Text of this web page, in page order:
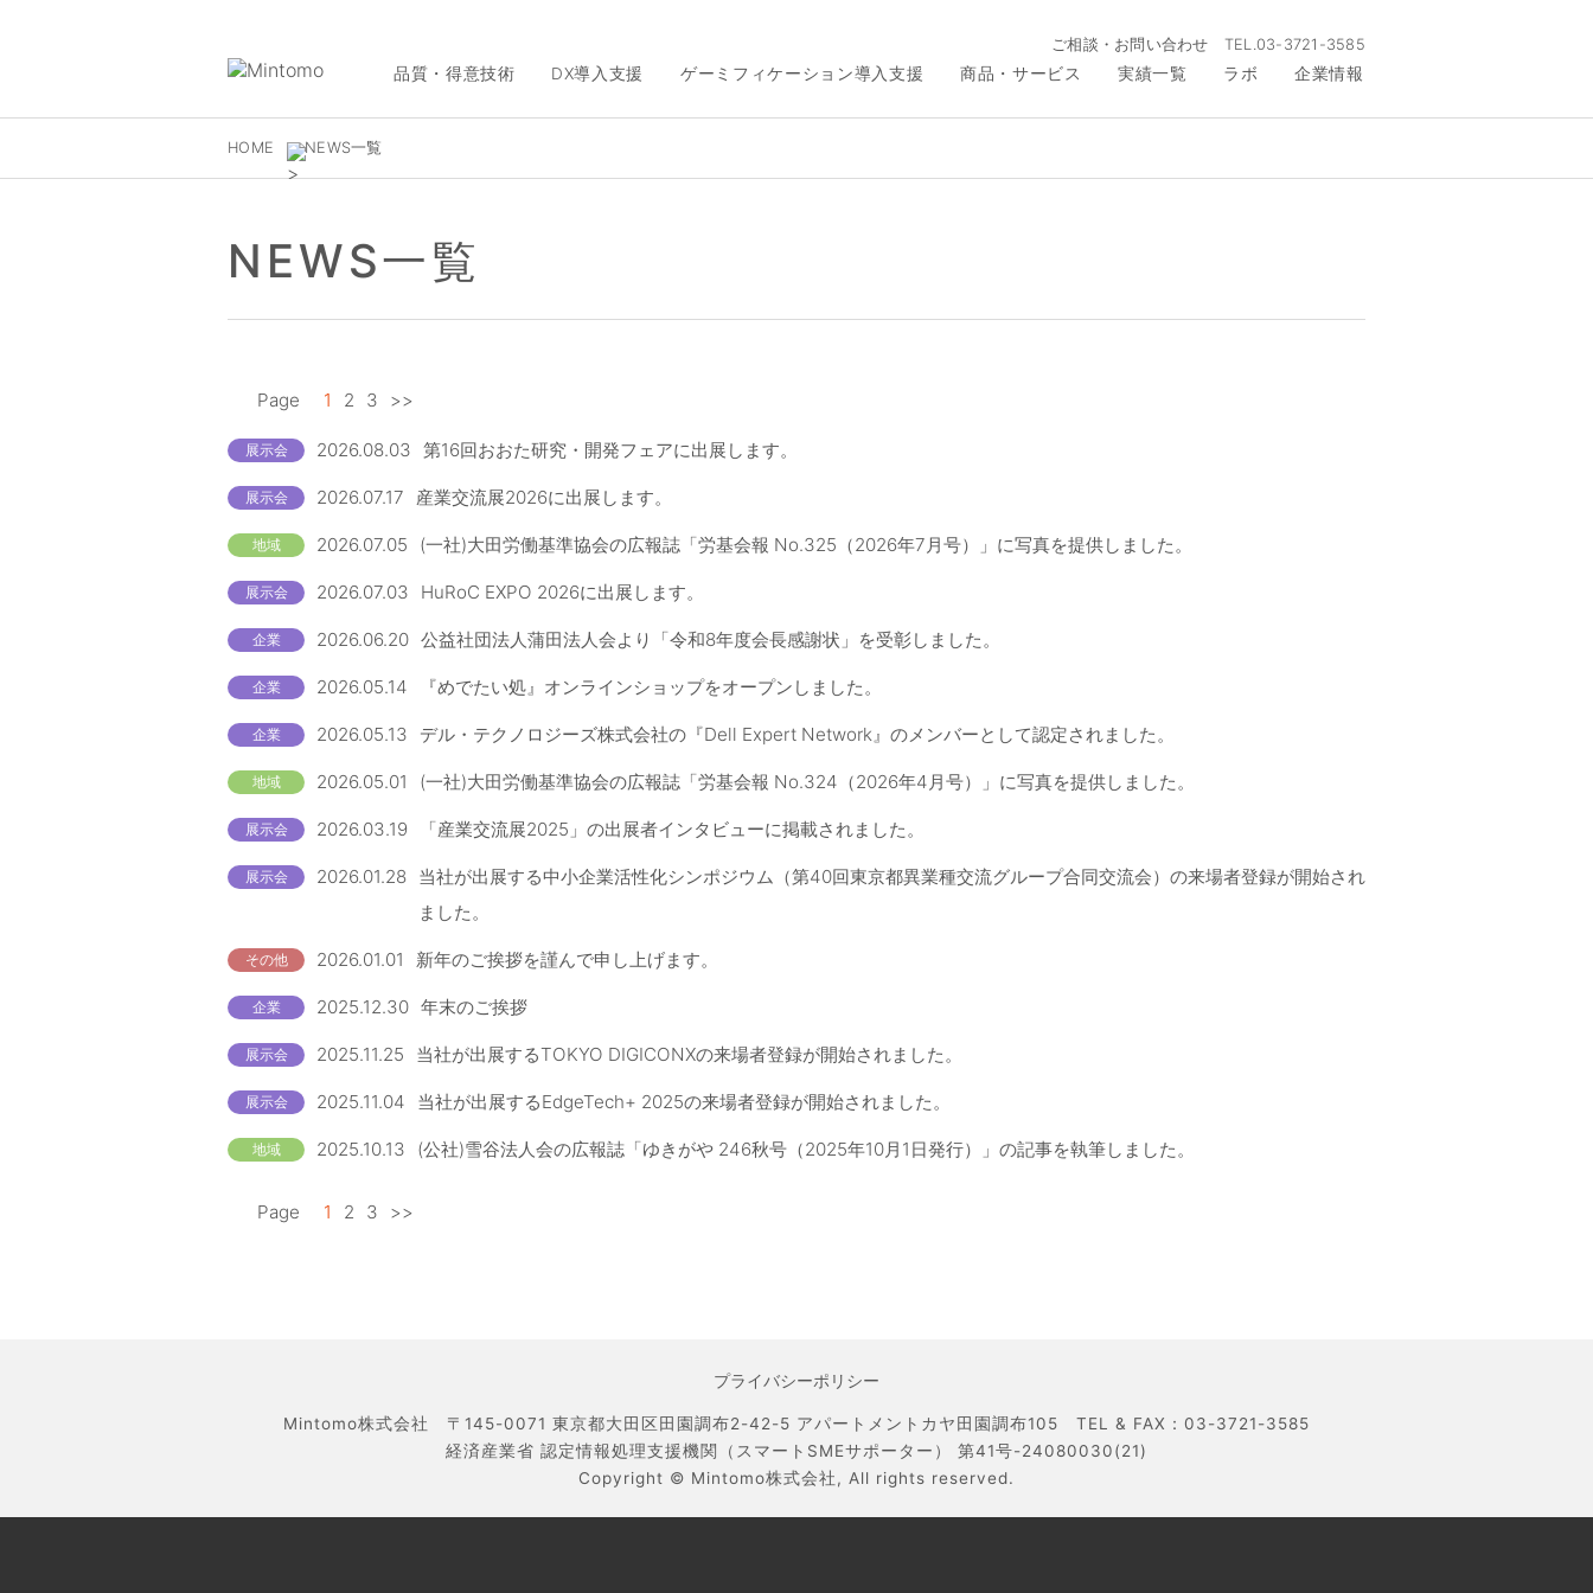
ご相談・お問い合わせ TEL.03-3721-3585
品質・得意技術 DX導入支援 ゲーミフィケーション導入支援 商品・サービス 実績一覧 ラボ 企業情報
HOME NEWS一覧
NEWS一覧
Page 1 2 3 >>
展示会 2026.08.03 第16回おおた研究・開発フェアに出展します。
展示会 2026.07.17 産業交流展2026に出展します。
地域 2026.07.05 (一社)大田労働基準協会の広報誌「労基会報 No.325（2026年7月号）」に写真を提供しました。
展示会 2026.07.03 HuRoC EXPO 2026に出展します。
企業 2026.06.20 公益社団法人蒲田法人会より「令和8年度会長感謝状」を受彰しました。
企業 2026.05.14 『めでたい処』オンラインショップをオープンしました。
企業 2026.05.13 デル・テクノロジーズ株式会社の『Dell Expert Network』のメンバーとして認定されました。
地域 2026.05.01 (一社)大田労働基準協会の広報誌「労基会報 No.324（2026年4月号）」に写真を提供しました。
展示会 2026.03.19 「産業交流展2025」の出展者インタビューに掲載されました。
展示会 2026.01.28 当社が出展する中小企業活性化シンポジウム（第40回東京都異業種交流グループ合同交流会）の来場者登録が開始され
ました。
その他 2026.01.01 新年のご挨拶を謹んで申し上げます。
企業 2025.12.30 年末のご挨拶
展示会 2025.11.25 当社が出展するTOKYO DIGICONXの来場者登録が開始されました。
展示会 2025.11.04 当社が出展するEdgeTech+ 2025の来場者登録が開始されました。
地域 2025.10.13 (公社)雪谷法人会の広報誌「ゆきがや 246秋号（2025年10月1日発行）」の記事を執筆しました。
Page 1 2 3 >>
プライバシーポリシー
Mintomo株式会社 〒145-0071 東京都大田区田園調布2-42-5 アパートメントカヤ田園調布105 TEL & FAX：03-3721-3585
経済産業省 認定情報処理支援機関（スマートSMEサポーター） 第41号-24080030(21)
Copyright © Mintomo株式会社, All rights reserved.